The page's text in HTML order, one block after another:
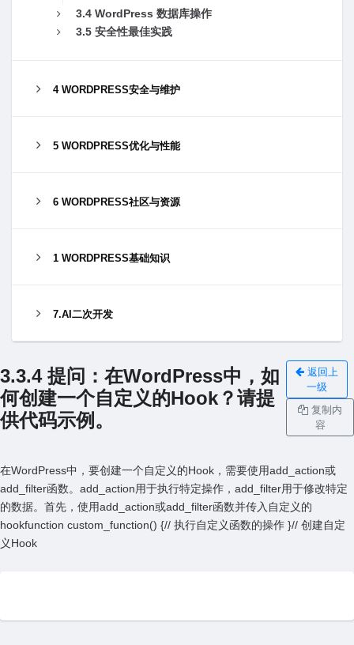
3.4 WordPress 数据库操作
3.5 安全性最佳实践
4 WORDPRESS安全与维护
5 WORDPRESS优化与性能
6 WORDPRESS社区与资源
1 WORDPRESS基础知识
7.AI二次开发
3.3.4 提问：在WordPress中，如
何创建⼀个⾃定义的Hook？请提
供代码⽰例。
返回上
一级
复制内
容
在WordPress中，要创建⼀个⾃定义的Hook，需要使⽤add_action或
add_filter函数。add_action⽤于执⾏特定操作，add_filter⽤于修改特定
的数据。⾸先，使⽤add_action或add_filter函数并传⼊⾃定义的
hookfunction custom_function() {// 执⾏⾃定义函数的操作 }// 创建⾃定
义Hook